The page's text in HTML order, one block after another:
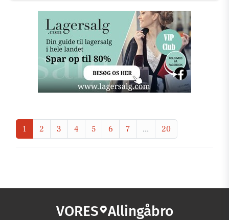
1 2 3 4 5 6 7 ... 20
VORES Allingåbro